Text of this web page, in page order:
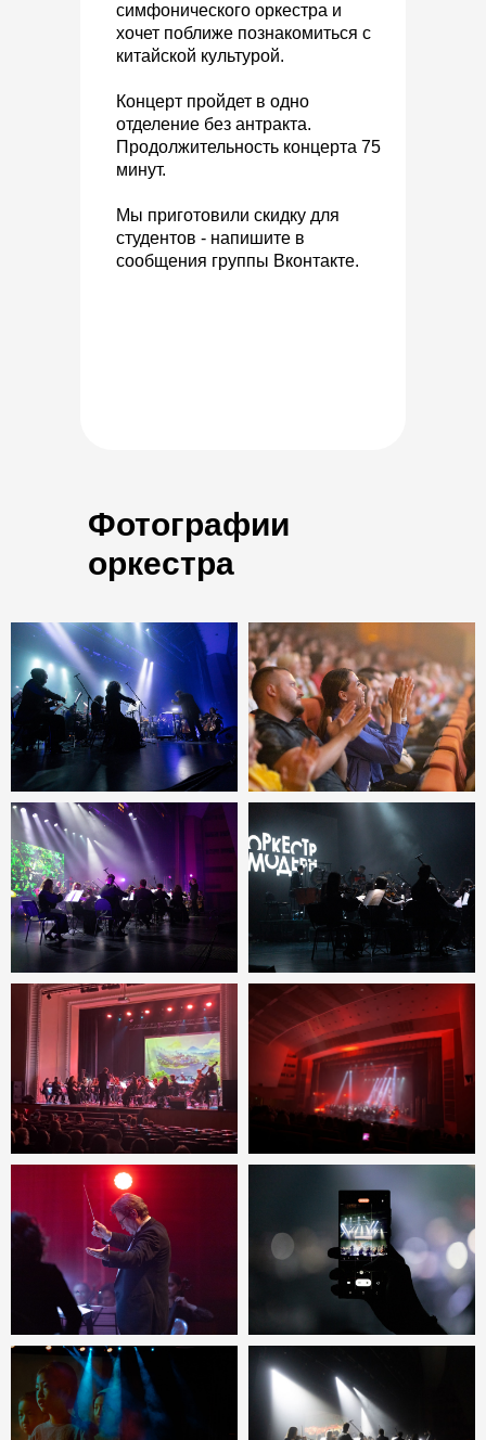
симфонического оркестра и
хочет поближе познакомиться с
китайской культурой.
Концерт пройдет в одно
отделение без антракта.
Продолжительность концерта 75
минут.
Мы приготовили скидку для
студентов - напишите в
сообщения группы Вконтакте.
Купить билеты
16 июня
Купить билеты
19:00
19:00
23 марта
ЕКБ
ЕКБ
ДКЖ
Фотографии
оркестра